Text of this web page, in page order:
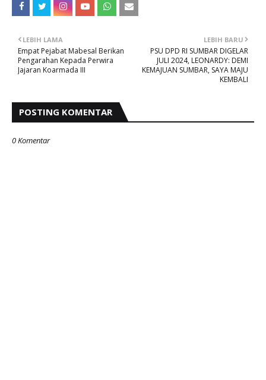
LEBIH BARU
PSU DPD RI SUMBAR DIGELAR
JULI 2024, LEONARDY: DEMI
KEMAJUAN SUMBAR, SAYA MAJU
KEMBALI
LEBIH LAMA
Empat Pejabat Mabesal Berikan
Pengarahan Kepada Perwira
Jajaran Koarmada III
POSTING KOMENTAR
0 Komentar